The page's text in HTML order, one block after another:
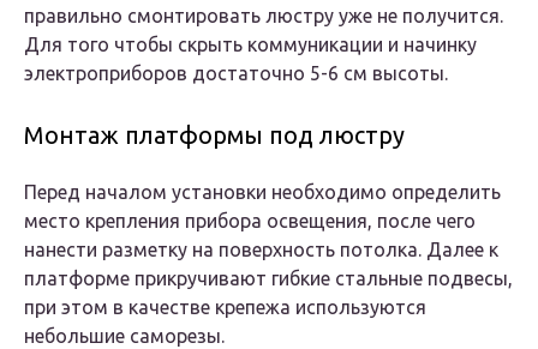
правильно смонтировать люстру уже не получится.
Для того чтобы скрыть коммуникации и начинку
электроприборов достаточно 5-6 см высоты.
Монтаж платформы под люстру
Перед началом установки необходимо определить
место крепления прибора освещения, после чего
нанести разметку на поверхность потолка. Далее к
платформе прикручивают гибкие стальные подвесы,
при этом в качестве крепежа используются
небольшие саморезы.